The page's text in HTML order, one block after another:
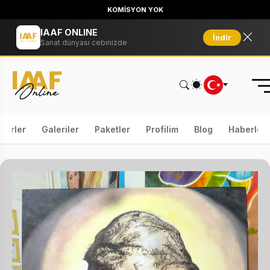
KOMİSYON YOK
IAAF ONLINE
Sanat dünyası cebinizde
İndir
Galeriler Paketler Profilim Blog Haberler